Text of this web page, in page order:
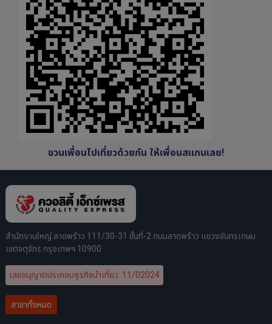
ชวนเพื่อนไปเที่ยวด้วยกัน ให้เพื่อนสแกนเลย!
สำนักงานใหญ่ ลาดพร้าว 111/30-31 ชั้นที่-2 ถนนลาดพร้าว แขวงจันทรเกษม
เขตจตุจักร กรุงเทพฯ 10900
เลขอนุญาตประกอบธุรกิจนำเที่ยว: 11/02024
สาขาทั้งหมด